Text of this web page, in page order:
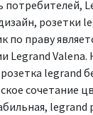
розетки
по праву
Valena.
legrand
сочетание
legrand